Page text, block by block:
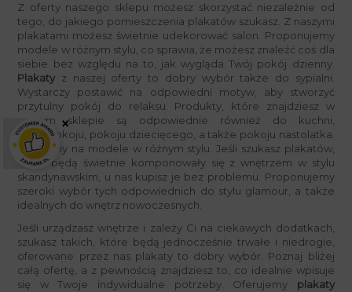
Z oferty naszego sklepu możesz skorzystać niezależnie od
tego, do jakiego pomieszczenia plakatów szukasz. Z naszymi
plakatami możesz świetnie udekorować salon. Proponujemy
modele w różnym stylu, co sprawia, że możesz znaleźć coś dla
siebie bez względu na to, jak wygląda Twój pokój dzienny.
Plakaty z naszej oferty to dobry wybór także do sypialni.
Wystarczy postawić na odpowiedni motyw, aby stworzyć
przytulny pokój do relaksu. Produkty, które znajdziesz w
naszym sklepie są odpowiednie również do kuchni,
przedpokoju, pokoju dziecięcego, a także pokoju nastolatka.
Stawiamy na modele w różnym stylu. Jeśli szukasz plakatów,
które będą świetnie komponowały się z wnętrzem w stylu
skandynawskim, u nas kupisz je bez problemu. Proponujemy
szeroki wybór tych odpowiednich do stylu glamour, a także
idealnych do wnętrz nowoczesnych.
Jeśli urządzasz wnętrze i zależy Ci na ciekawych dodatkach,
szukasz takich, które będą jednocześnie trwałe i niedrogie,
oferowane przez nas plakaty to dobry wybór. Poznaj bliżej
całą ofertę, a z pewnością znajdziesz to, co idealnie wpisuje
się w Twoje indywidualne potrzeby. Oferujemy plakaty
×